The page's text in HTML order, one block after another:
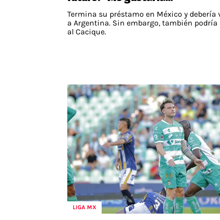
Termina su préstamo en México y debería
a Argentina. Sin embargo, también podría
al Cacique.
LIGA MX